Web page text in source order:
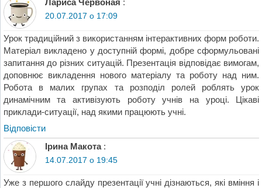
Лариса Червоная :
20.07.2017 о 17:09
Урок традиційний з використанням інтерактивних форм роботи.
Матеріал викладено у доступній формі, добре сформульовані
запитання до різних ситуацій. Презентація відповідає вимогам,
доповнює викладення нового матеріалу та роботу над ним.
Робота в малих групах та розподіл ролей роблять урок
динамічним та активізують роботу учнів на уроці. Цікаві
приклади-ситуації, над якими працюють учні.
Відповіcти
Ірина Макота :
14.07.2017 о 19:45
Уже з першого слайду презентації учні дізнаються, які вміння і